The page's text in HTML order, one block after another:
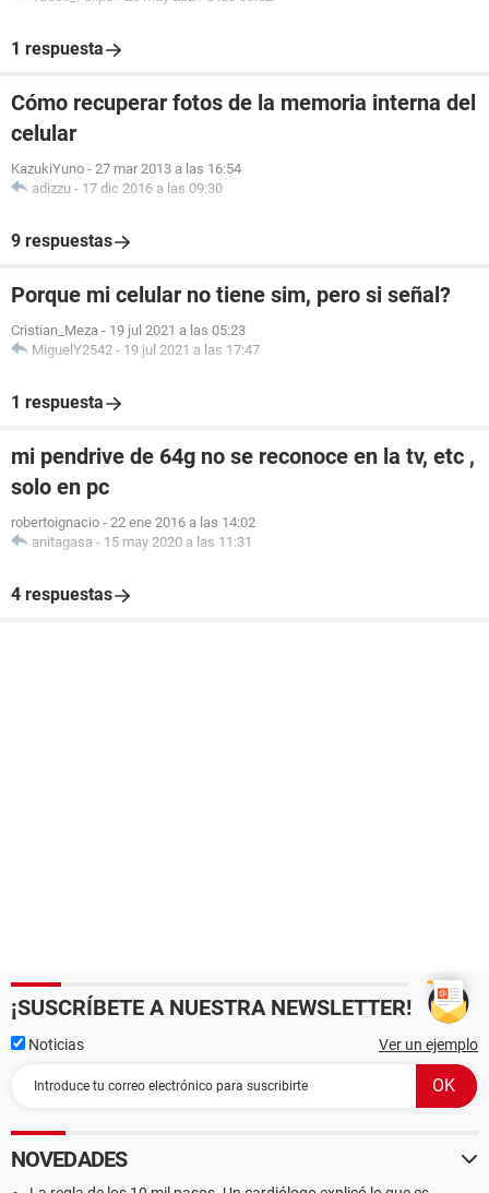
1 respuesta
Cómo recuperar fotos de la memoria interna del
celular
KazukiYuno - 27 mar 2013 a las 16:54
adizzu - 17 dic 2016 a las 09:30
9 respuestas
Porque mi celular no tiene sim, pero si señal?
Cristian_Meza - 19 jul 2021 a las 05:23
MiguelY2542 - 19 jul 2021 a las 17:47
1 respuesta
mi pendrive de 64g no se reconoce en la tv, etc ,
solo en pc
robertoignacio - 22 ene 2016 a las 14:02
anitagasa - 15 may 2020 a las 11:31
4 respuestas
¡SUSCRÍBETE A NUESTRA NEWSLETTER!
Noticias Ver un ejemplo
NOVEDADES